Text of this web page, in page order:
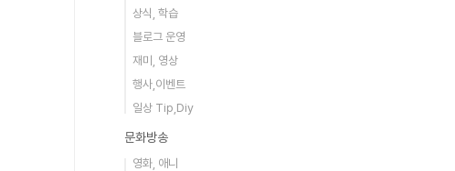
상식, 학습
블로그 운영
재미, 영상
행사,이벤트
일상 Tip,Diy
문화방송
영화, 애니